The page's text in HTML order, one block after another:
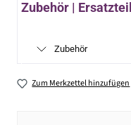
Zubehör |
Zubehör
Zum Merkzettel hinzufügen